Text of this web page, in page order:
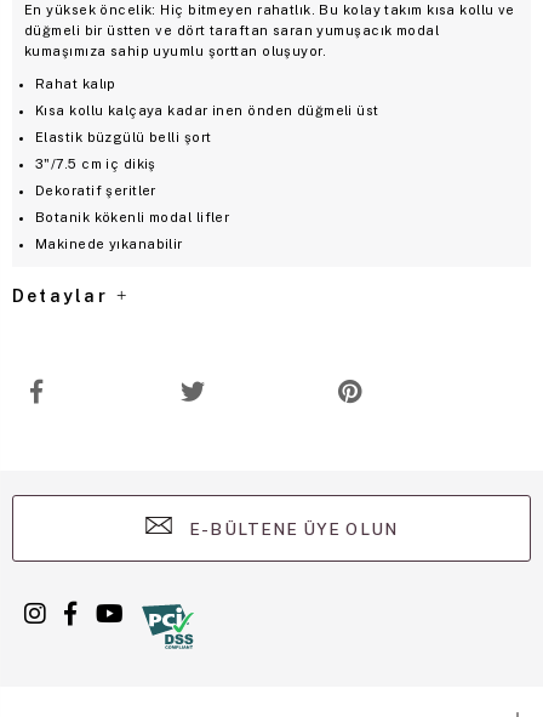
En yüksek öncelik: Hiç bitmeyen rahatlık. Bu kolay takım kısa kollu ve
düğmeli bir üstten ve dört taraftan saran yumuşacık modal
kumaşımıza sahip uyumlu şorttan oluşuyor.
Rahat kalıp
Kısa kollu kalçaya kadar inen önden düğmeli üst
Elastik büzgülü belli şort
3"/7.5 cm iç dikiş
Dekoratif şeritler
Botanik kökenli modal lifler
Makinede yıkanabilir
Detaylar
E-BÜLTENE ÜYE OLUN